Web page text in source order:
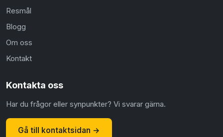
Resmål
Blogg
Om oss
Kontakt
Kontakta oss
Har du frågor eller synpunkter? Vi svarar gärna.
Gå till kontaktsidan →